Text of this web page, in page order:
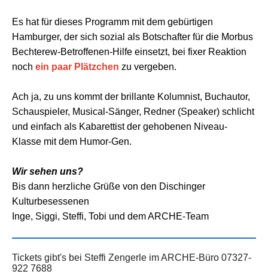
Es hat für dieses Programm mit dem gebürtigen
Hamburger, der sich sozial als Botschafter für die Morbus
Bechterew-Betroffenen-Hilfe einsetzt, bei fixer Reaktion
noch ein paar Plätzchen zu vergeben.
Ach ja, zu uns kommt der brillante Kolumnist, Buchautor,
Schauspieler, Musical-Sänger, Redner (Speaker) schlicht
und einfach als Kabarettist der gehobenen Niveau-
Klasse mit dem Humor-Gen.
Wir sehen uns?
Bis dann herzliche Grüße von den Dischinger
Kulturbesessenen
Inge, Siggi, Steffi, Tobi und dem ARCHE-Team
Tickets gibt's bei Steffi Zengerle im ARCHE-Büro 07327-
922 7688